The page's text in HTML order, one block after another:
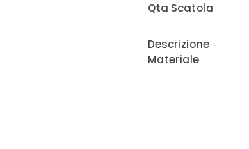
Qta Scatola
Descrizione
Materiale